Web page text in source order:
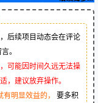
后续项目动态会在评论
。
可能因时间久远无法操
，建议放弃操作。
明显效益的，
要多积